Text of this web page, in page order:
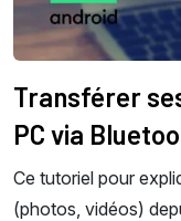
Transférer
PC via
Ce tutoriel pour
(photos, vidéos)